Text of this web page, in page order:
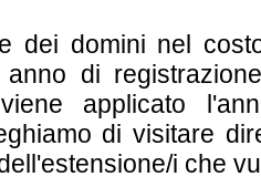
dei domini nel
di
applicato
di visitare
i che